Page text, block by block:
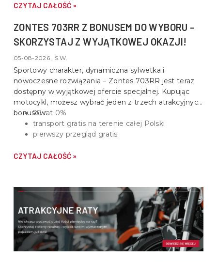
CZYTAJ CAŁOŚĆ »
ZONTES 703RR Z BONUSEM DO WYBORU –
SKORZYSTAJ Z WYJĄTKOWEJ OKAZJI!
05-08-2026 , S.W.
Sportowy charakter, dynamiczna sylwetka i
nowoczesne rozwiązania – Zontes 703RR jest teraz
dostępny w wyjątkowej ofercie specjalnej. Kupując
motocykl, możesz wybrać jeden z trzech atrakcyjnych
bonusów:20 rat 0%
transport gratis na terenie całej Polski
pierwszy przegląd gratis
CZYTAJ CAŁOŚĆ »